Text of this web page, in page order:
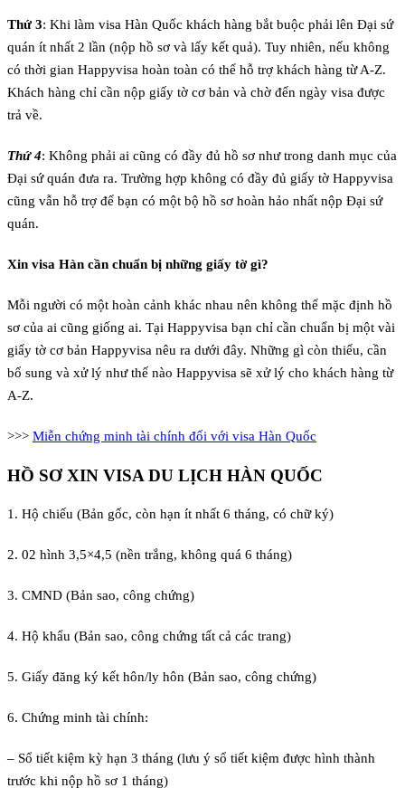
Thứ 3: Khi làm visa Hàn Quốc khách hàng bắt buộc phải lên Đại sứ
quán ít nhất 2 lần (nộp hồ sơ và lấy kết quả). Tuy nhiên, nếu không
có thời gian Happyvisa hoàn toàn có thể hỗ trợ khách hàng từ A-Z.
Khách hàng chỉ cần nộp giấy tờ cơ bản và chờ đến ngày visa được
trả về.
Thứ 4: Không phải ai cũng có đầy đủ hồ sơ như trong danh mục của
Đại sứ quán đưa ra. Trường hợp không có đầy đủ giấy tờ Happyvisa
cũng vẫn hỗ trợ để bạn có một bộ hồ sơ hoàn hảo nhất nộp Đại sứ
quán.
Xin visa Hàn cần chuẩn bị những giấy tờ gì?
Mỗi người có một hoàn cảnh khác nhau nên không thể mặc định hồ
sơ của ai cũng giống ai. Tại Happyvisa bạn chỉ cần chuẩn bị một vài
giấy tờ cơ bản Happyvisa nêu ra dưới đây. Những gì còn thiếu, cần
bổ sung và xử lý như thế nào Happyvisa sẽ xử lý cho khách hàng từ
A-Z.
>>> Miễn chứng minh tài chính đối với visa Hàn Quốc
HỒ SƠ XIN VISA DU LỊCH HÀN QUỐC
1. Hộ chiếu (Bản gốc, còn hạn ít nhất 6 tháng, có chữ ký)
2. 02 hình 3,5×4,5 (nền trắng, không quá 6 tháng)
3. CMND (Bản sao, công chứng)
4. Hộ khẩu (Bản sao, công chứng tất cả các trang)
5. Giấy đăng ký kết hôn/ly hôn (Bản sao, công chứng)
6. Chứng minh tài chính:
– Sổ tiết kiệm kỳ hạn 3 tháng (lưu ý sổ tiết kiệm được hình thành
trước khi nộp hồ sơ 1 tháng)